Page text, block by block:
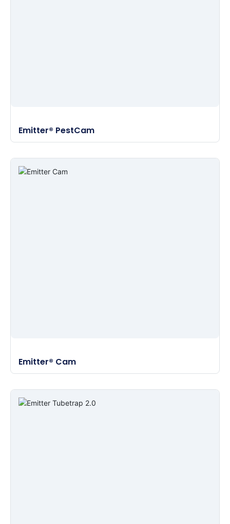
Emitter® PestCam
Emitter® Cam